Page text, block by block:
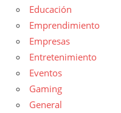
Educación
Emprendimiento
Empresas
Entretenimiento
Eventos
Gaming
General